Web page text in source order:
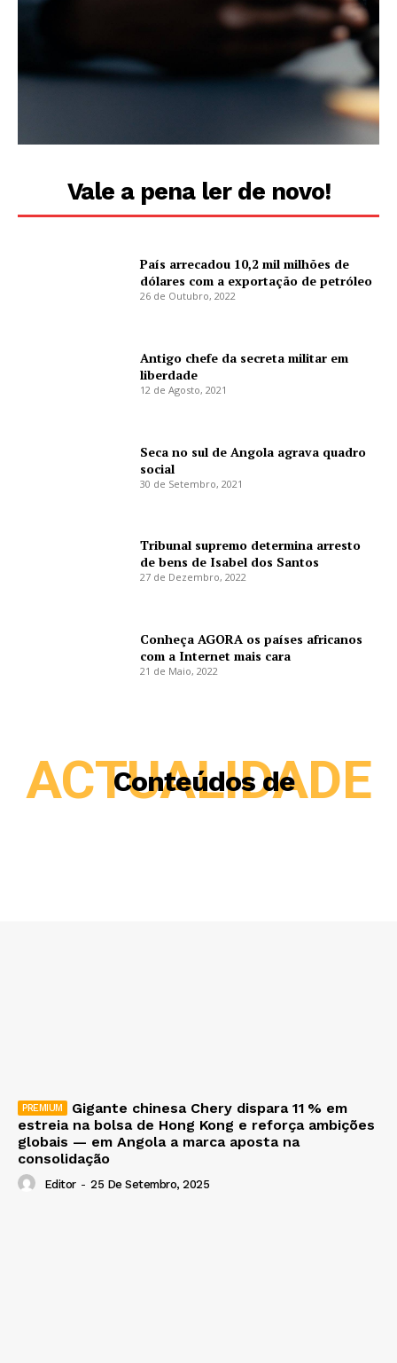
Vale a pena ler de novo!
País arrecadou 10,2 mil milhões de
dólares com a exportação de petróleo
26 de Outubro, 2022
Antigo chefe da secreta militar em
liberdade
12 de Agosto, 2021
Seca no sul de Angola agrava quadro
social
30 de Setembro, 2021
Tribunal supremo determina arresto
de bens de Isabel dos Santos
27 de Dezembro, 2022
Conheça AGORA os países africanos
com a Internet mais cara
21 de Maio, 2022
Conteúdos de
ACTUALIDADE
Gigante chinesa Chery dispara 11 % em
estreia na bolsa de Hong Kong e reforça ambições
globais — em Angola a marca aposta na
consolidação
Editor - 25 De Setembro, 2025